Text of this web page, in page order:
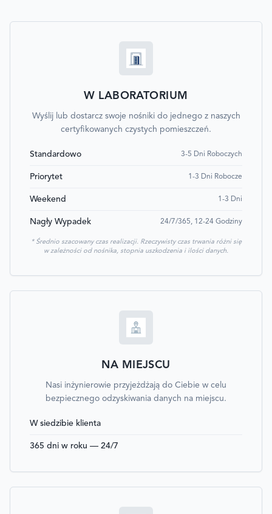
W LABORATORIUM
Wyślij lub dostarcz swoje nośniki do jednego z naszych
certyfikowanych czystych pomieszczeń.
Standardowo 3-5 Dni Roboczych
Priorytet 1-3 Dni Robocze
Weekend 1-3 Dni
Nagły Wypadek 24/7/365, 12-24 Godziny
* Średnio szacowany czas realizacji. Rzeczywisty czas trwania różni się
w zależności od nośnika, stopnia uszkodzenia i ilości danych.
NA MIEJSCU
Nasi inżynierowie przyjeżdżają do Ciebie w celu
bezpiecznego odzyskiwania danych na miejscu.
W siedzibie klienta
365 dni w roku — 24/7